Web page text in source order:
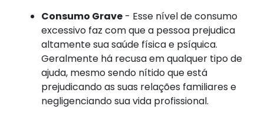
Consumo Grave - Esse nível de consumo
excessivo faz com que a pessoa prejudica
altamente sua saúde física e psíquica.
Geralmente há recusa em qualquer tipo de
ajuda, mesmo sendo nítido que está
prejudicando as suas relações familiares e
negligenciando sua vida profissional.